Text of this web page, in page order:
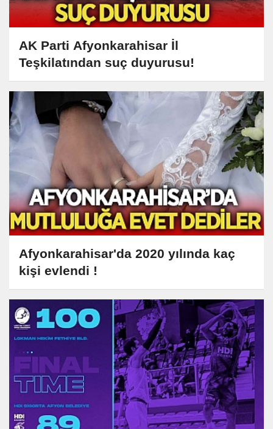
AK Parti Afyonkarahisar İl
Teşkilatından suç duyurusu!
Afyonkarahisar'da 2020 yılında kaç
kişi evlendi !